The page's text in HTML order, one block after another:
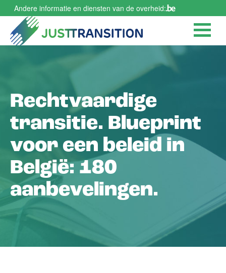
Overslaan
naar
inhoud
Andere informatie en diensten van de overheid:
Rechtvaardige
transitie. Blueprint
voor een beleid in
België: 180
aanbevelingen.